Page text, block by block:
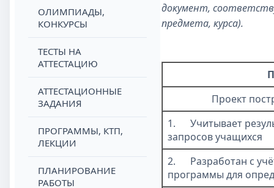
ОЛИМПИАДЫ,
КОНКУРСЫ
ТЕСТЫ НА
АТТЕСТАЦИЮ
АТТЕСТАЦИОННЫЕ
ЗАДАНИЯ
ПРОГРАММЫ, КТП,
ЛЕКЦИИ
ПЛАНИРОВАНИЕ
РАБОТЫ
документ,
предмета, курса).
Проект
1.
Учитывает
запросов учащихся
2.
Разработан с
программы для